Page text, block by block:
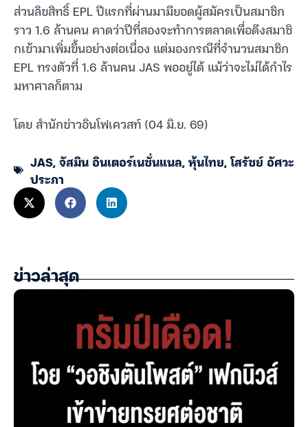
ส่วนลิขสิทธิ์ EPL ปีแรกที่ผ่านมามียอดผู้สมัครเป็นสมาชิก
ราว 1.6 ล้านคน คาดว่าปีที่สองจะทำการตลาดเพื่อดึงสมาชิ
กเข้ามาเพิ่มขึ้นอย่างต่อเนื่อง แต่มองกรณีที่จำนวนสมาชิก
EPL ทรงตัวที่ 1.6 ล้านคน JAS พออยู่ได้ แม้ว่าจะไม่ได้กำไร
มหาศาลก็ตาม
โดย สำนักข่าวอินโฟเควสท์ (04 มิ.ย. 69)
JAS,จัสมิน อินเตอร์เนชั่นแนล,หุ้นไทย,โสรัชย์ อัศวะ
ประภา
ข่าวล่าสุด